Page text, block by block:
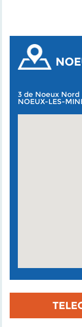
3 de Noeux Nord
NOEUX-LES-